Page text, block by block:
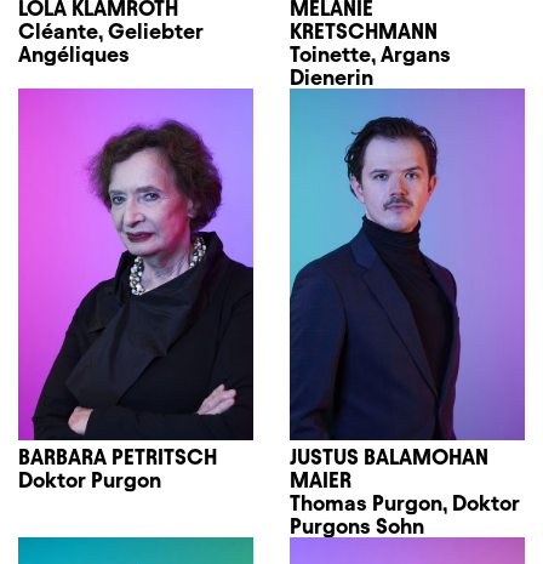
LOLA KLAMROTH
Cléante, Geliebter
Angéliques
MELANIE
KRETSCHMANN
Toinette, Argans
Dienerin
BARBARA PETRITSCH
Doktor Purgon
JUSTUS BALAMOHAN
MAIER
Thomas Purgon, Doktor
Purgons Sohn